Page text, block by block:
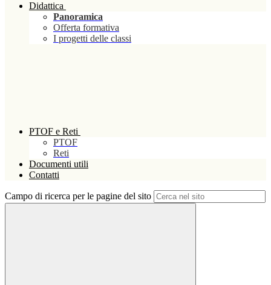
Didattica
Panoramica
Offerta formativa
I progetti delle classi
PTOF e Reti
PTOF
Reti
Documenti utili
Contatti
Campo di ricerca per le pagine del sito